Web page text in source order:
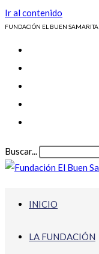
Ir al contenido
FUNDACIÓN EL BUEN
Buscar...
INICIO
LA FUNDACIÓN